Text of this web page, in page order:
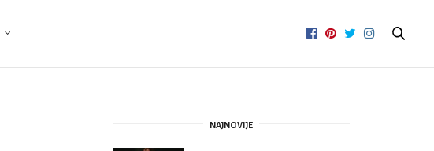
NAJNOVIJE